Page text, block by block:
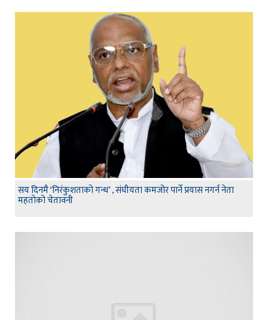
सय दिनमै ‘निरंकुशताको गन्ध’ , संघीयता कमजोर पार्ने प्रयास नगर्न नेता
महतोको चेतावनी